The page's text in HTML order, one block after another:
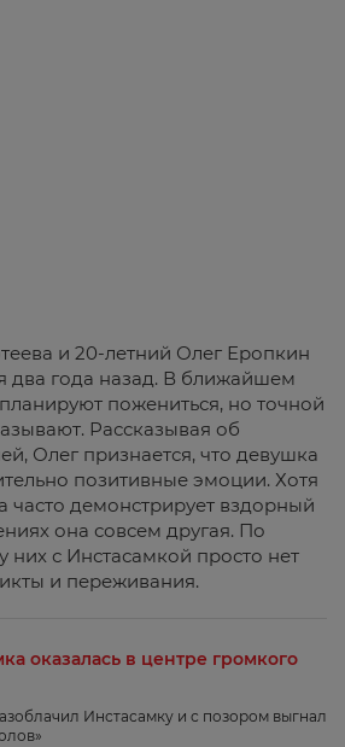
и 20-летний Олег Еропкин
два года назад. В ближайшем
пожениться, но точной
Рассказывая об
Олег признается, что девушка
позитивные эмоции. Хотя
часто демонстрирует вздорный
она совсем другая. По
них с Инстасамкой просто нет
и переживания.
оказалась в центре громкого
Инстасамку и с позором выгнал